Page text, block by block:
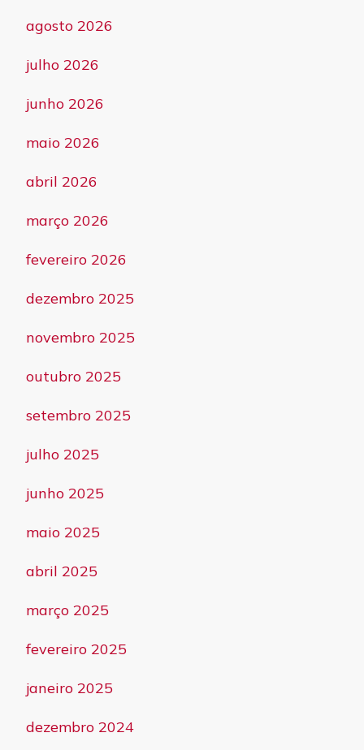
agosto 2026
julho 2026
junho 2026
maio 2026
abril 2026
março 2026
fevereiro 2026
dezembro 2025
novembro 2025
outubro 2025
setembro 2025
julho 2025
junho 2025
maio 2025
abril 2025
março 2025
fevereiro 2025
janeiro 2025
dezembro 2024